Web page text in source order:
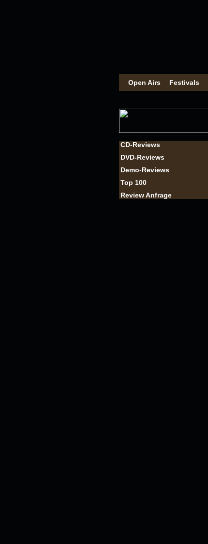
Open Airs Festivals
CD-Reviews
DVD-Reviews
Demo-Reviews
Top 100
Review Anfrage